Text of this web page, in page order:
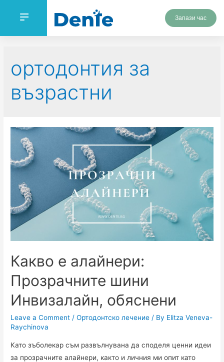
Запази час
ортодонтия за
възрастни
Какво е алайнери:
Прозрачните шини
Инвизалайн, обяснени
Leave a Comment /Ортодонтско лечение / By Elitza Veneva-
Raychinova
Като зъболекар съм развълнувана да споделя ценни идеи
за прозрачните алайнери, както и личния ми опит като